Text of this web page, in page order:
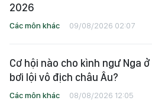
2026
Các môn khác 09/08/2026 02:07
Cơ hội nào cho kình ngư Nga ở
bơi lội vô địch châu Âu?
Các môn khác 08/08/2026 12:05